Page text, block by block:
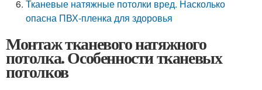
Тканевые натяжные потолки вред. Насколько
опасна ПВХ-пленка для здоровья
Монтаж тканевого натяжного
потолка. Особенности тканевых
потолков